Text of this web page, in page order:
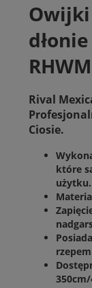
Rival
Ciosie.
które
użytku.